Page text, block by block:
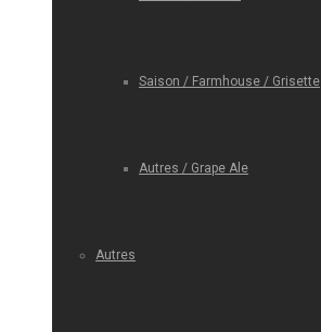
Saison / Farmhouse / Grisette
Autres / Grape Ale
Autres